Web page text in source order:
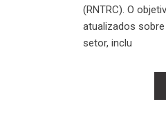
(RNTRC). O
atualizados
setor, inclu